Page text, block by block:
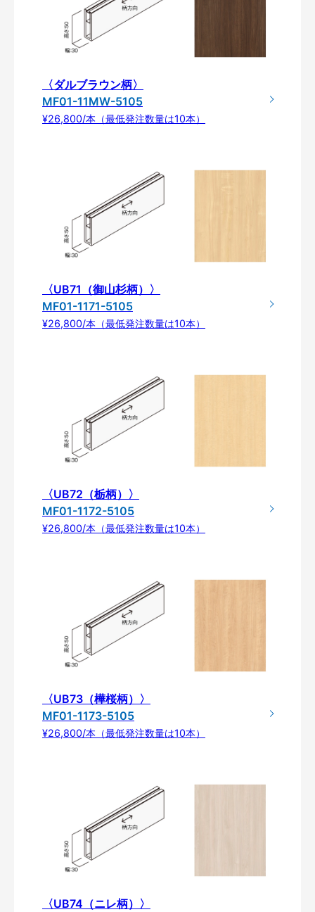
〈ダルブラウン柄〉
MF01-11MW-5105
¥26,800/本（最低発注数量は10本）
〈UB71（御山杉柄）〉
MF01-1171-5105
¥26,800/本（最低発注数量は10本）
〈UB72（栃柄）〉
MF01-1172-5105
¥26,800/本（最低発注数量は10本）
〈UB73（樺桜柄）〉
MF01-1173-5105
¥26,800/本（最低発注数量は10本）
〈UB74（ニレ柄）〉